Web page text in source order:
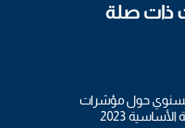
ذات صلة
السنوي حول مؤشرات
الأساسية 2023